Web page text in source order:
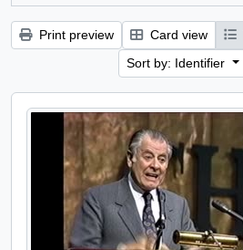
Print preview Card view
Sort by: Identifier